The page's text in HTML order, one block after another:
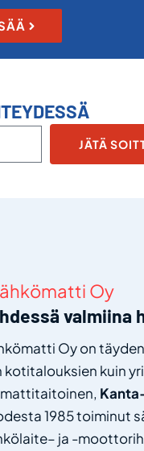
JÄTÄ
Oy
valmiina
Oy on
kotitalouksien kuin
,
1985 toiminut
– ja -moottori